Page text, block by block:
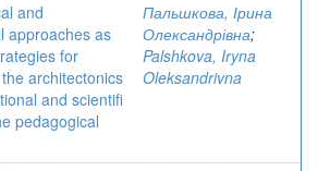
and
approaches as
for
architectonics
and scientifi
pedagogical
Пальшкова, Ірина
Олександрівна;
Palshkova, Iryna
Oleksandrivna